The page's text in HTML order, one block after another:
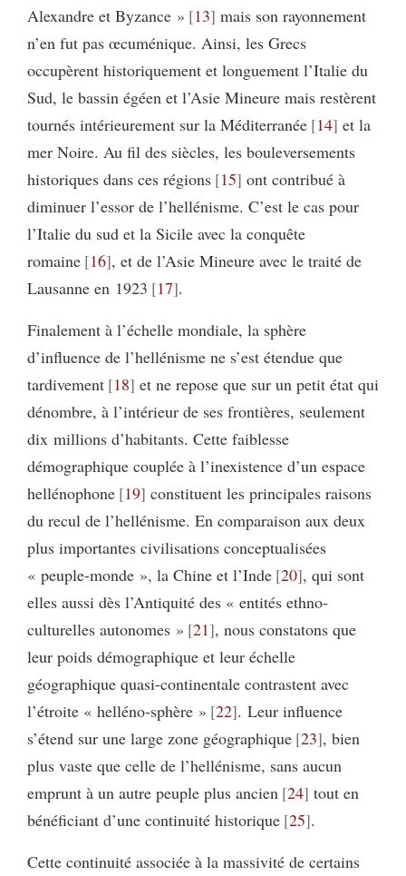
Alexandre et Byzance » 13 mais son rayonnement
n’en fut pas œcuménique. Ainsi, les Grecs
occupèrent historiquement et longuement l’Italie du
Sud, le bassin égéen et l’Asie Mineure mais restèrent
tournés intérieurement sur la Méditerranée 14 et la
mer Noire. Au fil des siècles, les bouleversements
historiques dans ces régions 15 ont contribué à
diminuer l’essor de l’hellénisme. C’est le cas pour
l’Italie du sud et la Sicile avec la conquête
romaine 16 , et de l’Asie Mineure avec le traité de
Lausanne en 1923 17 .
Finalement à l’échelle mondiale, la sphère
d’influence de l’hellénisme ne s’est étendue que
tardivement 18 et ne repose que sur un petit état qui
dénombre, à l’intérieur de ses frontières, seulement
dix millions d’habitants. Cette faiblesse
démographique couplée à l’inexistence d’un espace
hellénophone 19 constituent les principales raisons
du recul de l’hellénisme. En comparaison aux deux
plus importantes civilisations conceptualisées
« peuple-monde », la Chine et l’Inde 20 , qui sont
elles aussi dès l’Antiquité des « entités ethno-
culturelles autonomes » 21 , nous constatons que
leur poids démographique et leur échelle
géographique quasi-continentale contrastent avec
l’étroite « helléno-sphère » 22 . Leur influence
s’étend sur une large zone géographique 23 , bien
plus vaste que celle de l’hellénisme, sans aucun
emprunt à un autre peuple plus ancien 24 tout en
bénéficiant d’une continuité historique 25 .
Cette continuité associée à la massivité de certains